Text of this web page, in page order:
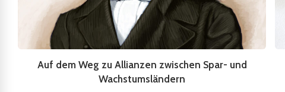
Auf dem Weg zu Allianzen zwischen Spar- und
Wachstumsländern